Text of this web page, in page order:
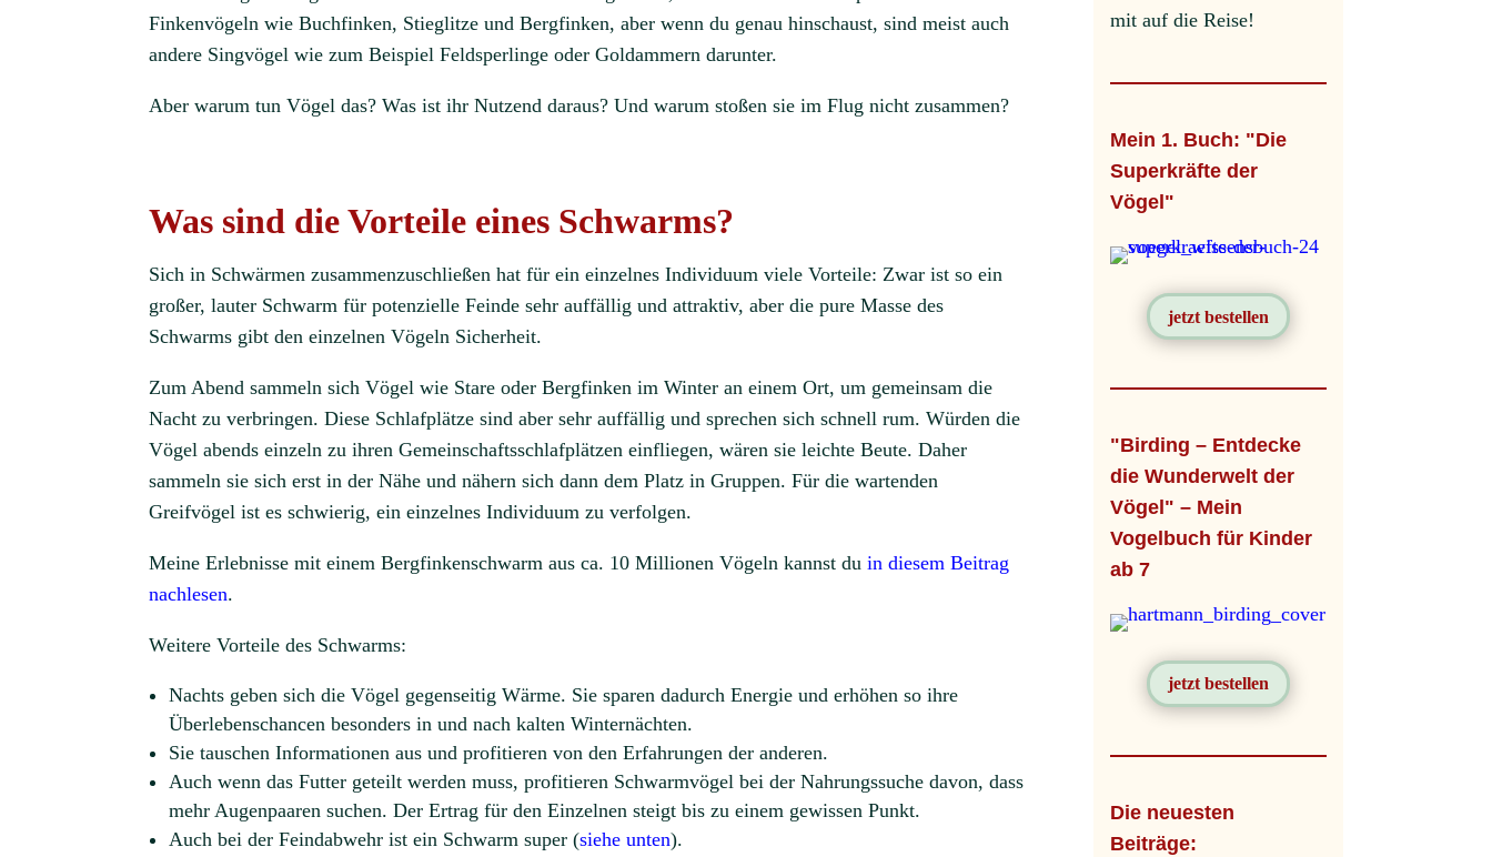
Finkenvögeln wie Buchfinken, Stieglitze und Bergfinken, aber wenn du genau hinschaust, sind meist auch
andere Singvögel wie zum Beispiel Feldsperlinge oder Goldammern darunter.
Aber warum tun Vögel das? Was ist ihr Nutzend daraus? Und warum stoßen sie im Flug nicht zusammen?
Was sind die Vorteile eines Schwarms?
Sich in Schwärmen zusammenzuschließen hat für ein einzelnes Individuum viele Vorteile: Zwar ist so ein
großer, lauter Schwarm für potenzielle Feinde sehr auffällig und attraktiv, aber die pure Masse des
Schwarms gibt den einzelnen Vögeln Sicherheit.
Zum Abend sammeln sich Vögel wie Stare oder Bergfinken im Winter an einem Ort, um gemeinsam die
Nacht zu verbringen. Diese Schlafplätze sind aber sehr auffällig und sprechen sich schnell rum. Würden die
Vögel abends einzeln zu ihren Gemeinschaftsschlafplätzen einfliegen, wären sie leichte Beute. Daher
sammeln sie sich erst in der Nähe und nähern sich dann dem Platz in Gruppen. Für die wartenden
Greifvögel ist es schwierig, ein einzelnes Individuum zu verfolgen.
Meine Erlebnisse mit einem Bergfinkenschwarm aus ca. 10 Millionen Vögeln kannst duin diesem Beitrag
nachlesen.
Weitere Vorteile des Schwarms:
Nachts geben sich die Vögel gegenseitig Wärme. Sie sparen dadurch Energie und erhöhen so ihre
Überlebenschancen besonders in und nach kalten Winternächten.
Sie tauschen Informationen aus und profitieren von den Erfahrungen der anderen.
Auch wenn das Futter geteilt werden muss, profitieren Schwarmvögel bei der Nahrungssuche davon, dass
mehr Augenpaaren suchen. Der Ertrag für den Einzelnen steigt bis zu einem gewissen Punkt.
Auch bei der Feindabwehr ist ein Schwarm super (siehe unten).
mit auf die Reise!
Mein 1. Buch: "Die
Superkräfte der
Vögel"
jetzt bestellen
"Birding – Entdecke
die Wunderwelt der
Vögel" – Mein
Vogelbuch für Kinder
ab 7
jetzt bestellen
Die neuesten
Beiträge: